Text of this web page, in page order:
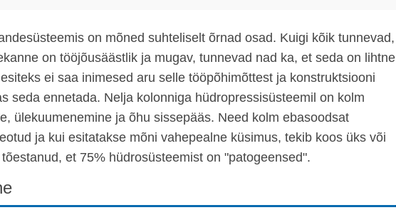
on mõned suhteliselt õrnad osad. Kuigi kõik tunnevad,
on tööjõusäästlik ja mugav, tunnevad nad ka, et seda on lihtne
ei saa inimesed aru selle tööpõhimõttest ja konstruktsiooni
seda ennetada. Nelja kolonniga hüdropressisüsteemil on kolm
ülekuumenemine ja õhu sissepääs. Need kolm ebasoodsat
ja kui esitatakse mõni vahepealne küsimus, tekib koos üks või
et 75% hüdrosüsteemist on "patogeensed".